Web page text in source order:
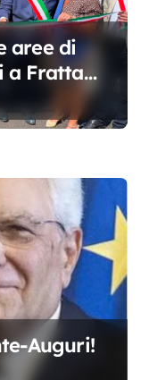
aree di
a Fratta
Auguri!